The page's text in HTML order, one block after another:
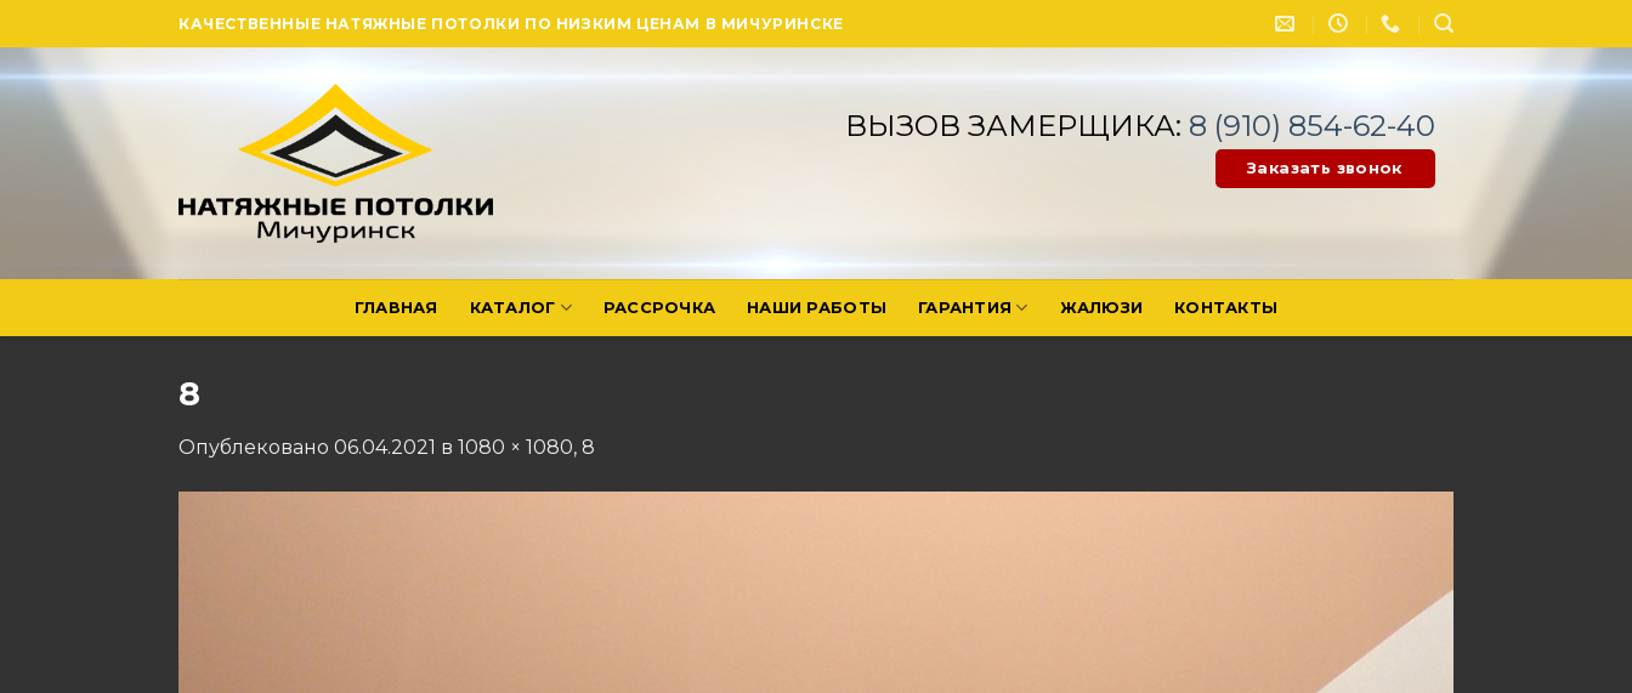
to
content
КАЧЕСТВЕННЫЕ НАТЯЖНЫЕ ПОТОЛКИ ПО НИЗКИМ ЦЕНАМ В МИЧУРИНСКЕ
ВЫЗОВ ЗАМЕРЩИКА: 8 (910) 854-62-40
Заказать звонок
ГЛАВНАЯ КАТАЛОГ РАССРОЧКА НАШИ РАБОТЫ ГАРАНТИЯ ЖАЛЮЗИ КОНТАКТЫ
8
Опублековано 06.04.2021 в 1080 × 1080, 8